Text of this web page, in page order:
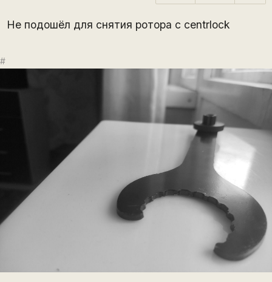
Не подошёл для снятия ротора с centrlock
#